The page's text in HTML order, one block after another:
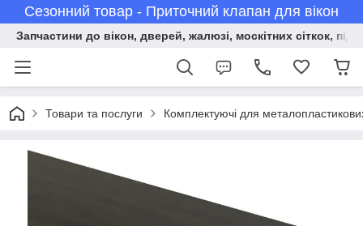
Сезонний товар - Приточний клапан для вікон
Запчастини до вікон, дверей, жалюзі, москітних сіткок,
Товари та послуги Комплектуючі для